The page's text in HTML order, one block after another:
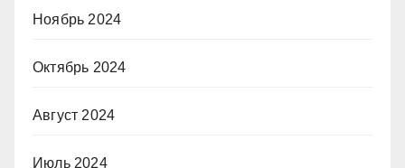
Ноябрь 2024
Октябрь 2024
Август 2024
Июль 2024